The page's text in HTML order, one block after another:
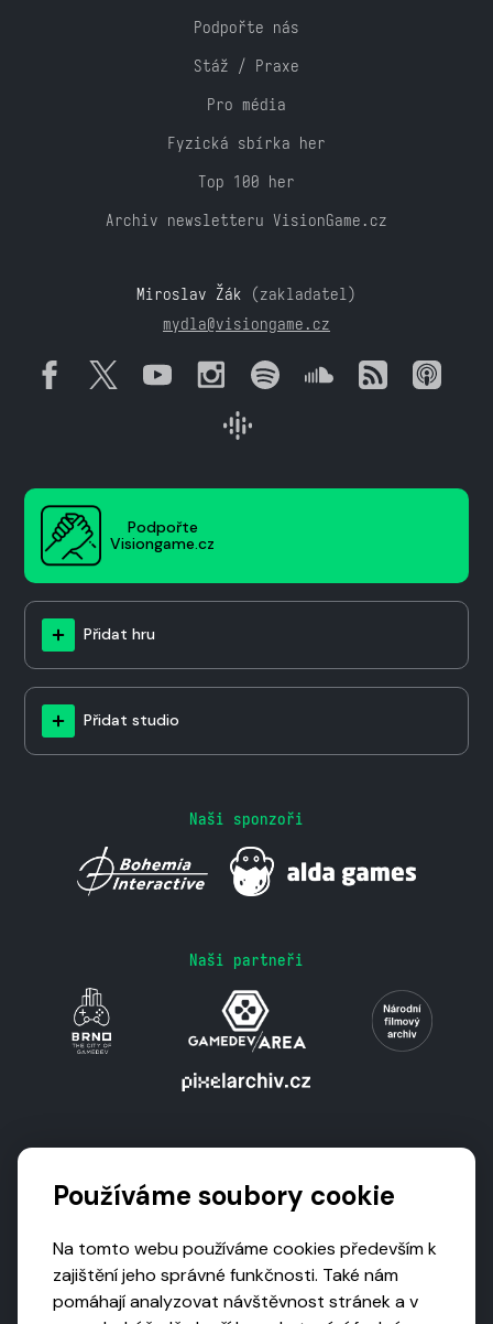
Podpořte nás
Stáž / Praxe
Pro média
Fyzická sbírka her
Top 100 her
Archiv newsletteru VisionGame.cz
Miroslav Žák (zakladatel)
mydla@visiongame.cz
Podpořte
Visiongame.cz
Přidat hru
Přidat studio
Naši sponzoři
Naši partneři
Používáme soubory cookie
Na tomto webu používáme cookies především k
zajištění jeho správné funkčnosti. Také nám
pomáhají analyzovat návštěvnost stránek a v